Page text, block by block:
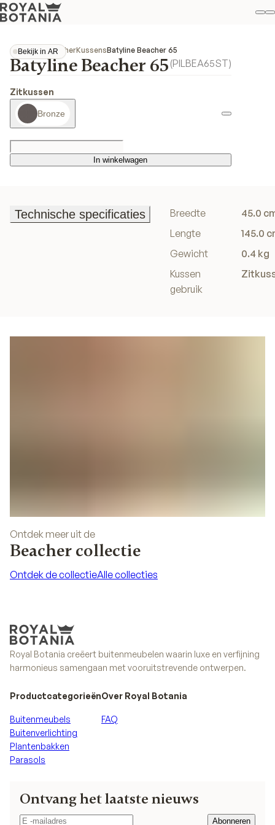
Bekijk in AR
Bekijk in AR
Collecties BeacherKussensBatyline Beacher 65
Batyline Beacher 65 (PILBEA65ST)
Zitkussen
Bronze
In winkelwagen
In winkelwagen
Technische specificaties
Breedte
45.0
Lengte
145.0
Gewicht
0.4 kg
Kussen
gebruik
Ontdek meer uit de
Beacher collectie
Ontdek de collectieAlle collecties
Royal Botania creëert buitenmeubelen waarin luxe en verfijning
harmonieus samengaan met vooruitstrevende ontwerpen.
Ontvang het laatste nieuws
Abonneren
Productcategorieën
Buitenmeubels
Buitenverlichting
Plantenbakken
Parasols
Over Royal Botania
FAQ